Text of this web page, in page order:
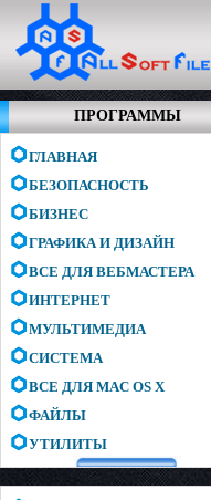
ПРОГРАММЫ
ГЛАВНАЯ
БЕЗОПАСНОСТЬ
БИЗНЕС
ГРАФИКА И ДИЗАЙН
ВСЕ ДЛЯ ВЕБМАСТЕРА
ИНТЕРНЕТ
МУЛЬТИМЕДИА
СИСТЕМА
ВСЕ ДЛЯ MAC OS X
ФАЙЛЫ
УТИЛИТЫ